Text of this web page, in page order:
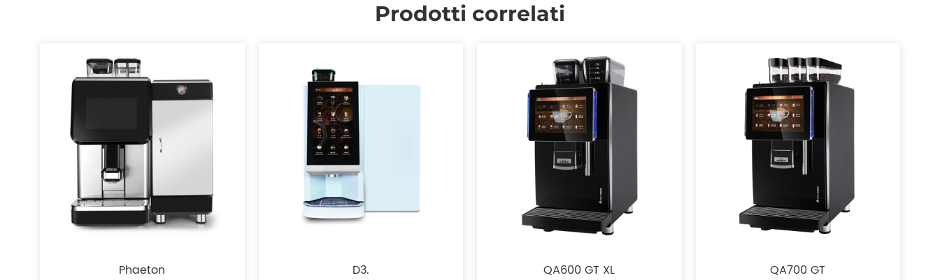
Prodotti correlati
Phaeton D3. QA600 GT XL QA700 GT